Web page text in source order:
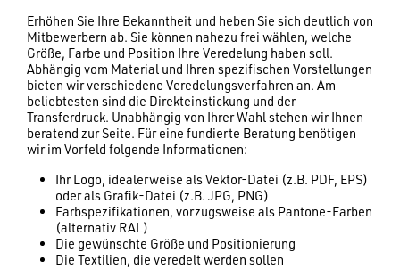
Erhöhen Sie Ihre Bekanntheit und heben Sie sich deutlich von
Mitbewerbern ab. Sie können nahezu frei wählen, welche
Größe, Farbe und Position Ihre Veredelung haben soll.
Abhängig vom Material und Ihren spezifischen Vorstellungen
bieten wir verschiedene Veredelungsverfahren an. Am
beliebtesten sind die Direkteinstickung und der
Transferdruck. Unabhängig von Ihrer Wahl stehen wir Ihnen
beratend zur Seite. Für eine fundierte Beratung benötigen
wir im Vorfeld folgende Informationen:
Ihr Logo, idealerweise als Vektor-Datei (z.B. PDF, EPS)
oder als Grafik-Datei (z.B. JPG, PNG)
Farbspezifikationen, vorzugsweise als Pantone-Farben
(alternativ RAL)
Die gewünschte Größe und Positionierung
Die Textilien, die veredelt werden sollen